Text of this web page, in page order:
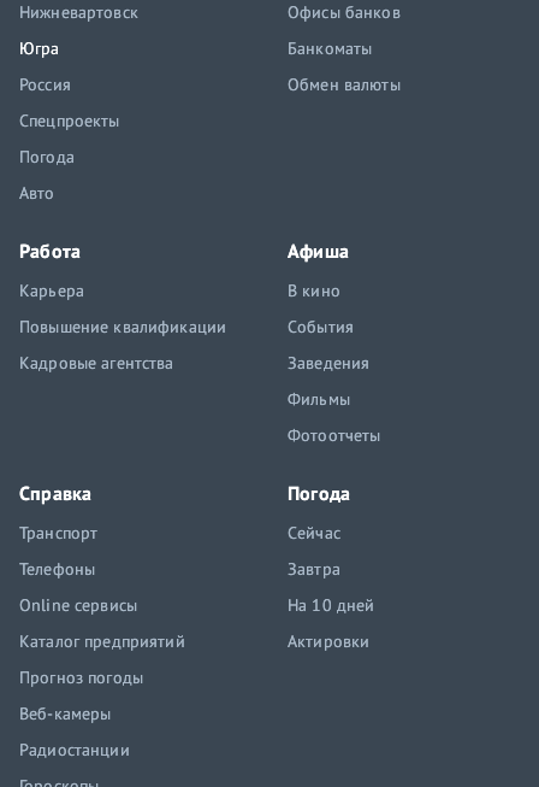
Нижневартовск
Югра
Россия
Спецпроекты
Погода
Авто
Офисы банков
Банкоматы
Обмен валюты
Работа
Карьера
Повышение квалификации
Кадровые агентства
Афиша
В кино
События
Заведения
Фильмы
Фотоотчеты
Справка
Транспорт
Телефоны
Online сервисы
Каталог предприятий
Прогноз погоды
Веб-камеры
Радиостанции
Погода
Сейчас
Завтра
На 10 дней
Актировки